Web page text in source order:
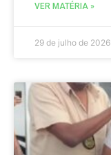
VER MATÉRIA »
29 de julho de 2026